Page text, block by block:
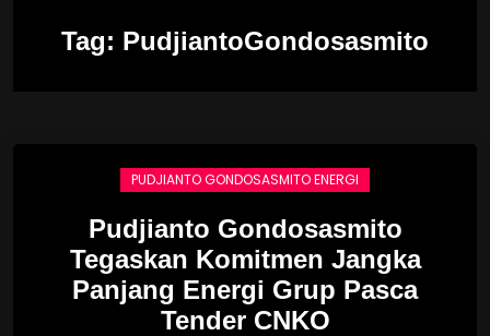
Tag: PudjiantoGondosasmito
PUDJIANTO GONDOSASMITO ENERGI
Pudjianto Gondosasmito
Tegaskan Komitmen Jangka
Panjang Energi Grup Pasca
Tender CNKO